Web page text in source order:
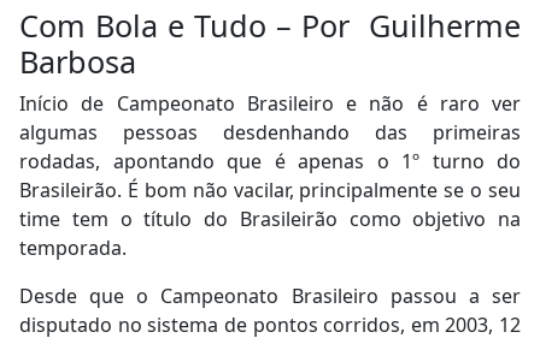
Com Bola e Tudo – Por Guilherme
Barbosa
Início de Campeonato Brasileiro e não é raro ver
algumas pessoas desdenhando das primeiras
rodadas, apontando que é apenas o 1º turno do
Brasileirão. É bom não vacilar, principalmente se o seu
time tem o título do Brasileirão como objetivo na
temporada.
Desde que o Campeonato Brasileiro passou a ser
disputado no sistema de pontos corridos, em 2003, 12